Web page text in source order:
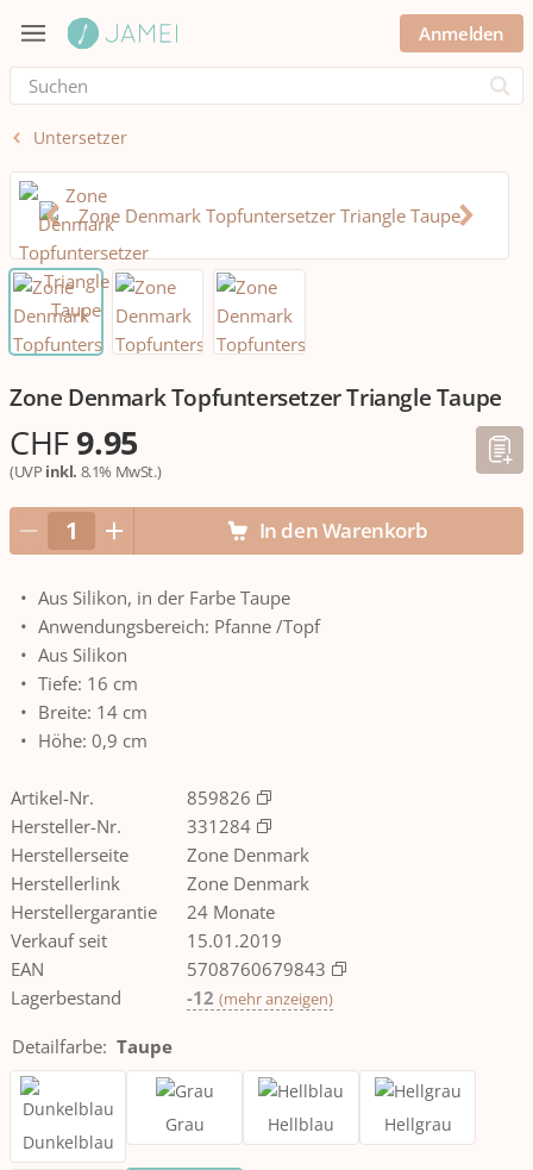
Anmelden
Untersetzer
Zone Denmark Topfuntersetzer Triangle Taupe
CHF9.95
(UVP inkl. 8.1% MwSt.)
In den Warenkorb
Aus Silikon, in der Farbe Taupe
Anwendungsbereich: Pfanne /Topf
Aus Silikon
Tiefe: 16 cm
Breite: 14 cm
Höhe: 0,9 cm
Artikel-Nr.
859826
Hersteller-Nr.
331284
Herstellerseite
Zone Denmark
Herstellerlink
Zone Denmark
Herstellergarantie
24 Monate
Verkauf seit
15.01.2019
EAN
5708760679843
Lagerbestand
-12 (mehr anzeigen)
Detailfarbe: Taupe
Dunkelblau
Grau Hellblau Hellgrau